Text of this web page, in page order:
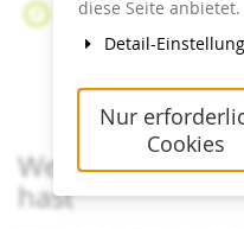
Do, 23. Juli 2026
Beginn:09:30Uhr
Zum Kalender
Wenn du bereits
hast
diese Seite anbietet.
Detail-
Nur
Cookies